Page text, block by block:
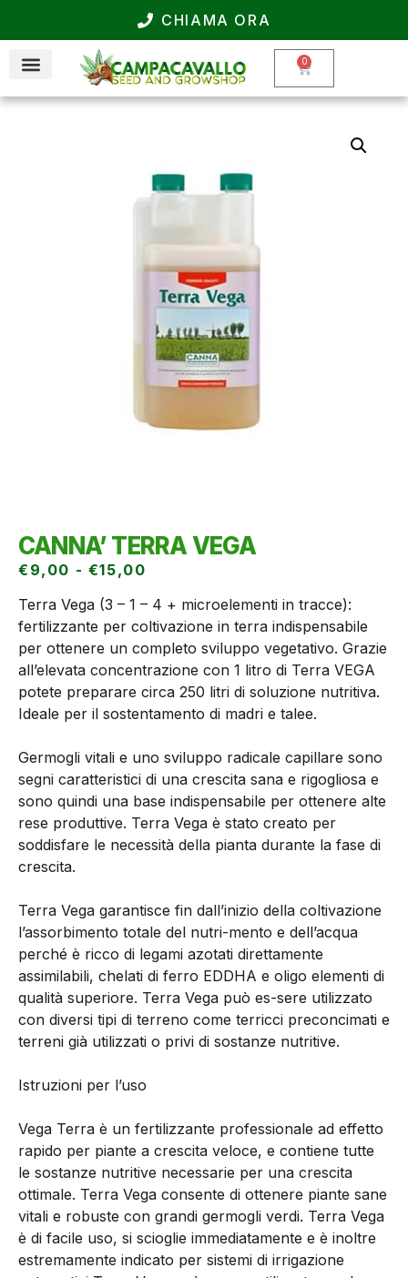
CHIAMA ORA
0
CANNA’ TERRA VEGA
€ 9,00 - €15,00
Terra Vega (3 – 1 – 4 + microelementi in tracce):
fertilizzante per coltivazione in terra indispensabile
per ottenere un completo sviluppo vegetativo. Grazie
all’elevata concentrazione con 1 litro di Terra VEGA
potete preparare circa 250 litri di soluzione nutritiva.
Ideale per il sostentamento di madri e talee.
Germogli vitali e uno sviluppo radicale capillare sono
segni caratteristici di una crescita sana e rigogliosa e
sono quindi una base indispensabile per ottenere alte
rese produttive. Terra Vega è stato creato per
soddisfare le necessità della pianta durante la fase di
crescita.
Terra Vega garantisce fin dall’inizio della coltivazione
l’assorbimento totale del nutri-mento e dell’acqua
perché è ricco di legami azotati direttamente
assimilabili, chelati di ferro EDDHA e oligo elementi di
qualità superiore. Terra Vega può es-sere utilizzato
con diversi tipi di terreno come terricci preconcimati e
terreni già utilizzati o privi di sostanze nutritive.
Istruzioni per l’uso
Vega Terra è un fertilizzante professionale ad effetto
rapido per piante a crescita veloce, e contiene tutte
le sostanze nutritive necessarie per una crescita
ottimale. Terra Vega consente di ottenere piante sane
vitali e robuste con grandi germogli verdi. Terra Vega
è di facile uso, si scioglie immediatamente e è inoltre
estremamente indicato per sistemi di irrigazione